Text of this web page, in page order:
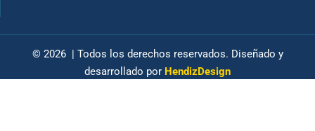
© 2026 | Todos los derechos reservados. Diseñado y
desarrollado por HendizDesign